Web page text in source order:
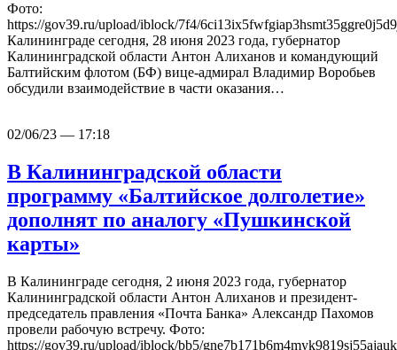
Фото:
https://gov39.ru/upload/iblock/7f4/
Калининграде сегодня, 28 июня 2023 года, губернатор
Калининградской области Антон Алиханов и командующий
Балтийским флотом (БФ) вице-адмирал Владимир Воробьев
обсудили взаимодействие в части оказания…
02/06/23 — 17:18
В Калининградской области
программу «Балтийское долголетие»
дополнят по аналогу «Пушкинской
карты»
В Калининграде сегодня, 2 июня 2023 года, губернатор
Калининградской области Антон Алиханов и президент-
председатель правления «Почта Банка» Александр Пахомов
провели рабочую встречу. Фото:
https://gov39.ru/upload/iblock/bb5/